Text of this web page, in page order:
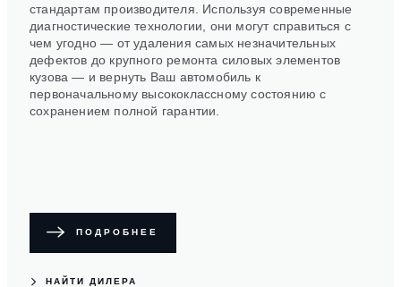
стандартам производителя. Используя современные
диагностические технологии, они могут справиться с
чем угодно — от удаления самых незначительных
дефектов до крупного ремонта силовых элементов
кузова — и вернуть Ваш автомобиль к
первоначальному высококлассному состоянию с
сохранением полной гарантии.
ПОДРОБНЕЕ
НАЙТИ ДИЛЕРА